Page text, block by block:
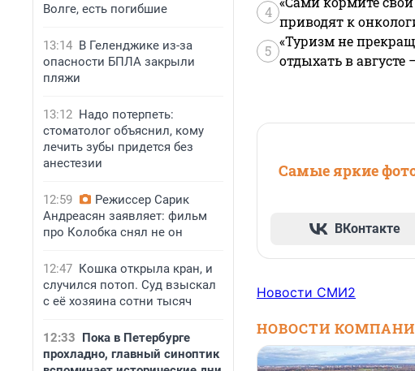
Волге, есть погибшие
13:14 В Геленджике из-за
опасности БПЛА закрыли
пляжи
13:12 Надо потерпеть:
стоматолог объяснил, кому
лечить зубы придется без
анестезии
12:59
Режиссер Сарик
Андреасян заявляет: фильм
про Колобка снял не он
12:47 Кошка открыла кран, и
случился потоп. Суд взыскал
с её хозяина сотни тысяч
12:33 Пока в Петербурге
прохладно, главный синоптик
4
приводят к
5
«Туризм не
отдыхать в августе
Самые яркие
ВКонтакте
Новости СМИ2
НОВОСТИ